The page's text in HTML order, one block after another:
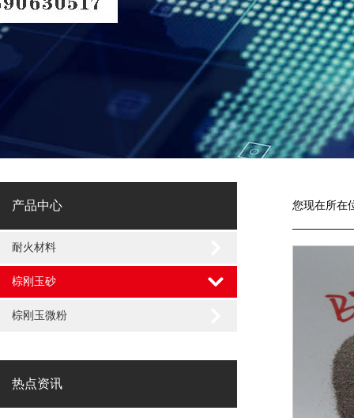
产品中心
耐火材料
棕刚玉砂
棕刚玉微粉
热点资讯
您现在所在